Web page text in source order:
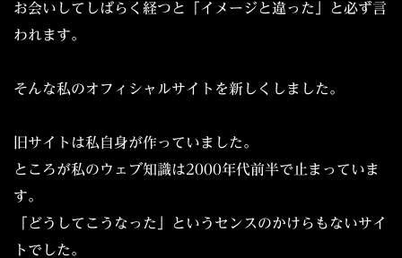
お会いしてしばらく経つと「イメージと違った」と必ず言
われます。
そんな私のオフィシャルサイトを新しくしました。
旧サイトは私自身が作っていました。
ところが私のウェブ知識は2000年代前半で止まっていま
す。
「どうしてこうなった」というセンスのかけらもないサイ
トでした。